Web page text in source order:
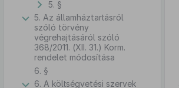
5. §
5. Az államháztartásról
szóló törvény
végrehajtásáról szóló
368/2011. (XII. 31.) Korm.
rendelet módosítása
6. §
6. A költségvetési szervek